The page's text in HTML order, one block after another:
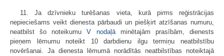
11. Ja dzīvnieku turēšanas vieta, kurā pirms reģistrācijas
nepieciešams veikt dienesta pārbaudi un piešķirt atzīšanas numuru,
neatbilst šo noteikumu V nodaļāminētajām prasībām, dienests
pieņem lēmumu noteikt 10 darbdienu ilgu termiņu neatbilstību
novēršanai. Ja dienesta lēmumā norādītās neatbilstības noteiktajā